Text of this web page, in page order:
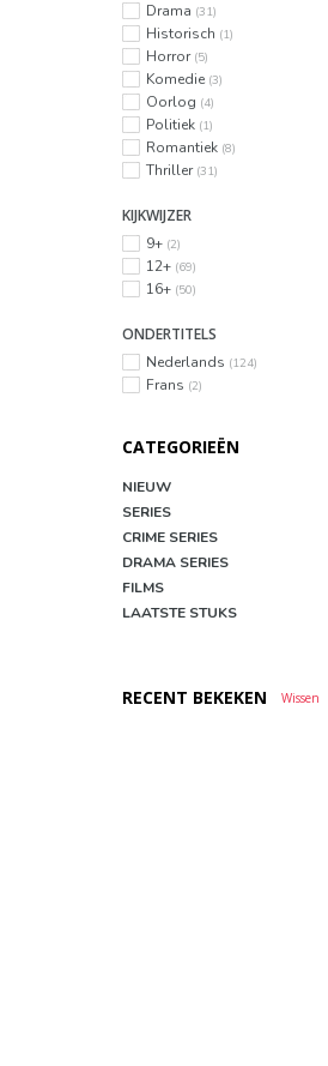
Drama (31)
Historisch (1)
Horror (5)
Komedie (3)
Oorlog (4)
Politiek (1)
Romantiek (8)
Thriller (31)
KIJKWIJZER
9+ (2)
12+ (69)
16+ (50)
ONDERTITELS
Nederlands (124)
Frans (2)
CATEGORIEËN
NIEUW
SERIES
CRIME SERIES
DRAMA SERIES
FILMS
LAATSTE STUKS
RECENT BEKEKEN Wissen